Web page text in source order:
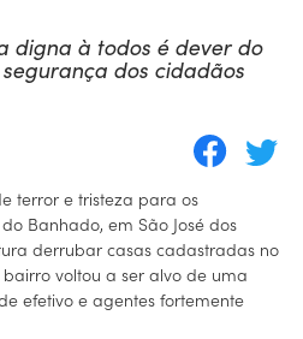
digna à todos é dever do
dos cidadãos
terror e tristeza para os
Banhado, em São José dos
derrubar casas cadastradas no
voltou a ser alvo de uma
efetivo e agentes fortemente